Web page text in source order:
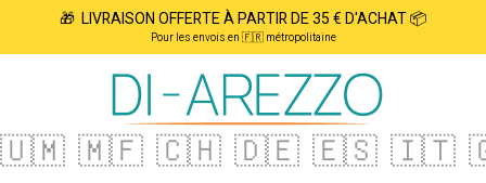
🎁 LIVRAISON OFFERTE À PARTIR DE 35 € D'ACHAT 📦
Pour les envois en 🇫🇷 métropolitaine
🇺🇲 🇲🇫 🇨🇭 🇩🇪 🇪🇸 🇮🇹